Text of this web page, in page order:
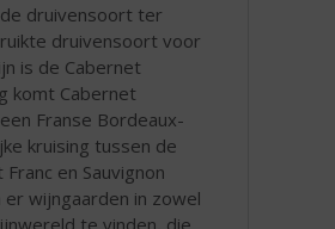
druivensoort ter
druivensoort voor
is de Cabernet
komt Cabernet
Franse Bordeaux-
kruising tussen de
en Sauvignon
wijngaarden in zowel
te vinden, die